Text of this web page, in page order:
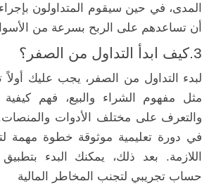
المدى، في حين سيقوم المتداولون
أن تساعدهم على الربح بسرعة من
3.كيف ابدأ التداول من الصفر؟
لبدء التداول من الصفر، يجب عليك أولاً
مثل مفهوم الشراء والبيع، فهم
والتعرف على مختلف الأدوات والمنصات.
في دورة تعليمية موثوقة خطوة مهمة
اللازمة. بعد ذلك، يمكنك البدء
حساب تجريبي لتجنب المخاطر المالية